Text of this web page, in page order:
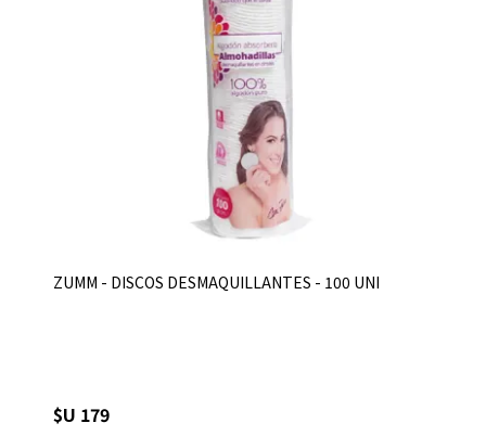
ZUMM - DISCOS DESMAQUILLANTES - 100 UNI
$U 179